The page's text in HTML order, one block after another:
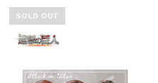
SOLD OUT